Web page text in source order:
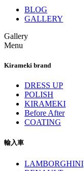
BLOG
GALLERY
Gallery
Menu
Kirameki brand
DRESS UP
POLISH
KIRAMEKI
Before After
COATING
輸入車
LAMBORGHINI